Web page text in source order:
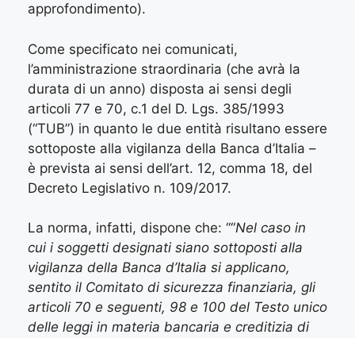
approfondimento).
Come specificato nei comunicati,
l’amministrazione straordinaria (che avrà la
durata di un anno) disposta ai sensi degli
articoli 77 e 70, c.1 del D. Lgs. 385/1993
(“TUB”) in quanto le due entità risultano essere
sottoposte alla vigilanza della Banca d’Italia –
è prevista ai sensi dell’art. 12, comma 18, del
Decreto Legislativo n. 109/2017.
La norma, infatti, dispone che: ““Nel caso in
cui i soggetti designati siano sottoposti alla
vigilanza della Banca d’Italia si applicano,
sentito il Comitato di sicurezza finanziaria, gli
articoli 70 e seguenti, 98 e 100 del Testo unico
delle leggi in materia bancaria e creditizia di